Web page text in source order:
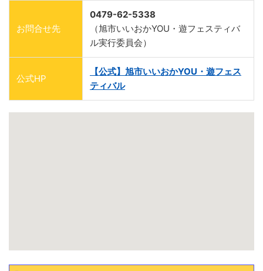
お問合せ先
0479-62-5338
（旭市いいおかYOU・遊フェスティバ
ル実行委員会）
公式HP
【公式】旭市いいおかYOU・遊フェス
ティバル